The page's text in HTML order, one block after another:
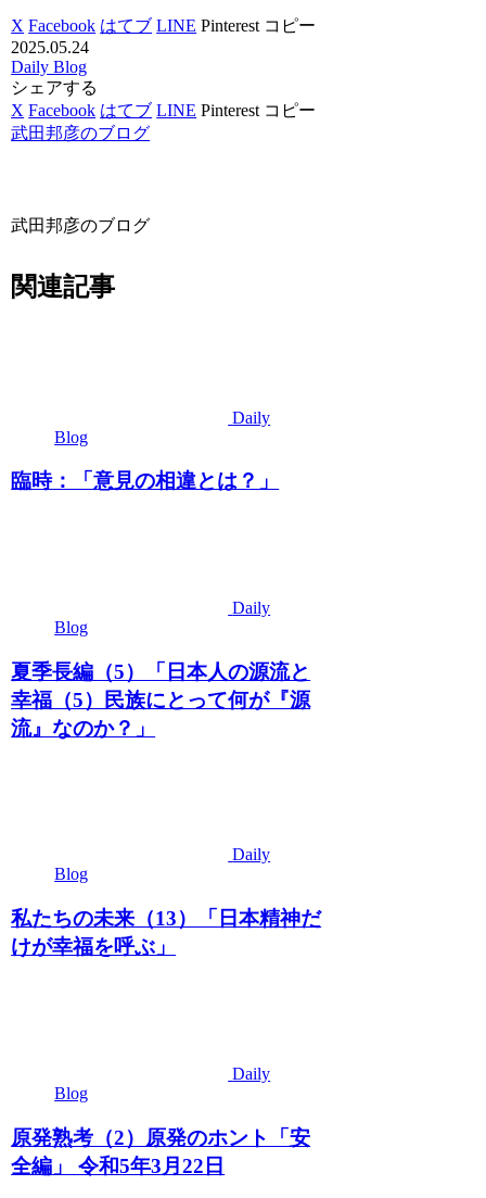
X Facebook はてブ LINE Pinterest コピー
2025.05.24
Daily Blog
シェアする
X Facebook はてブ LINE Pinterest コピー
武田邦彦のブログ
武田邦彦のブログ
関連記事
Daily
Blog
臨時：「意見の相違とは？」
Daily
Blog
夏季長編（5）「日本人の源流と
幸福（5）民族にとって何が『源
流』なのか？」
Daily
Blog
私たちの未来（13）「日本精神だ
けが幸福を呼ぶ」
Daily
Blog
原発熟考（2）原発のホント「安
全編」 令和5年3月22日